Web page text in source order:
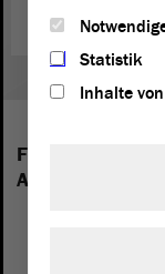
Folgende
Anhalt vertreten:
Statistik
Inhalte